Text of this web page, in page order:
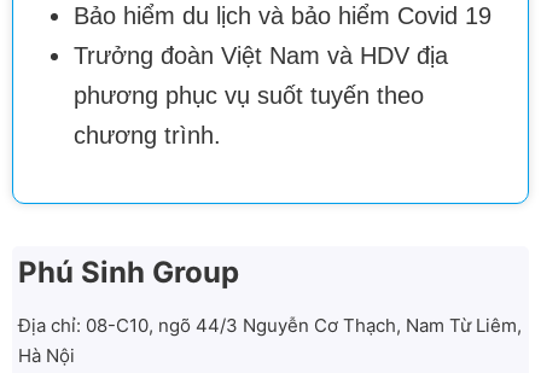
Bảo hiểm du lịch và bảo hiểm Covid 19
Trưởng đoàn Việt Nam và HDV địa
phương phục vụ suốt tuyến theo
chương trình.
Phú Sinh Group
Địa chỉ: 08-C10, ngõ 44/3 Nguyễn Cơ Thạch, Nam Từ Liêm,
Hà Nội